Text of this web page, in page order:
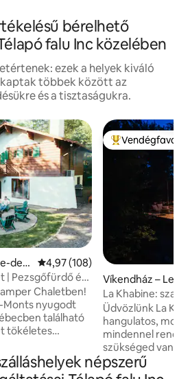
bérelhető
falu Inc közelében
ezek a helyek kiváló
többek között az
és a tisztaságukra.
des-
Átlagos értékelés: 5/4,97, 108
4,97 (108)
| Pezsgőfürdő és
Chaletben!
Monts nyugodt
található
tökéletes
bájt modern
ötvöző
Kiemelt
Vendégfavorit
Víkendház – Les
s Regional
lity
La Khabine:
Tremblanttól
Üdvözlünk La
hangulatos,
mindennel
szükséged van a
természethez. Élvezz egy pohár bort
egy pattogó tűz
népszerű